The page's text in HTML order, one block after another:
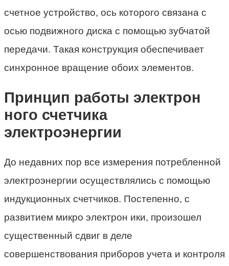
счетное устройство, ось которого связана с
осью подвижного диска с помощью зубчатой
передачи. Такая конструкция обеспечивает
синхронное вращение обоих элементов.
Принцип работы электрон
ного счетчика
электроэнергии
До недавних пор все измерения потребленной
электроэнергии осуществлялись с помощью
индукционных счетчиков. Постепенно, с
развитием микро электрон ики, произошел
существенный сдвиг в деле
совершенствования приборов учета и контроля